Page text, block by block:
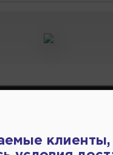
клиенты,